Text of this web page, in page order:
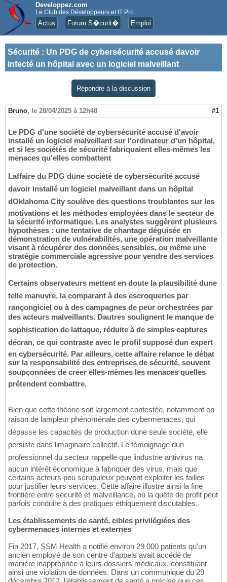
Developpez.com
Le Club des Développeurs et IT Pro
Actus Forum S�curit� Emploi
Sécurité : Un PDG de cybersécurité accusé davoir
infecté un hôpital avec un logiciel malveillant
Répondre à la discussion
Bruno, le 28/04/2025 à 12h48 #1
Le PDG d'une société de cybersécurité accusé d'avoir
installé un logiciel malveillant sur l'ordinateur d'un hôpital,
et si les sociétés de sécurité fabriquaient elles-mêmes les
menaces qu'elles combattent
Laffaire du PDG dune société de cybersécurité accusé
davoir installé un logiciel malveillant dans un hôpital
dOklahoma City soulève des questions troublantes sur les
motivations et les méthodes employées dans le secteur de
la sécurité informatique. Les analystes suggèrent plusieurs
hypothèses : une tentative de chantage déguisée en
démonstration de vulnérabilités, une opération malveillante
visant à récupérer des données sensibles, ou même une
stratégie commerciale agressive pour vendre des services
de protection.
Certains observateurs mettent en doute la plausibilité dune
telle manuvre, la comparant à des escroqueries par
rançongiciel ou à des campagnes de peur orchestrées par
des acteurs malveillants. Dautres soulignent le manque de
sophistication de lattaque, réduite à de simples captures
décran, ce qui contraste avec le profil supposé dun expert
en cybersécurité. Par ailleurs, cette affaire relance le débat
sur la responsabilité des entreprises de sécurité, souvent
soupçonnées de créer elles-mêmes les menaces quelles
prétendent combattre.
Bien que cette théorie soit largement contestée, notamment en
raison de lampleur phénoménale des cybermenaces, qui
dépasse les capacités de production dune seule société, elle
persiste dans limaginaire collectif. Le témoignage dun
professionnel du secteur rappelle que lindustrie antivirus na
aucun intérêt économique à fabriquer des virus, mais que
certains acteurs peu scrupuleux peuvent exploiter les failles
pour justifier leurs services. Cette affaire illustre ainsi la fine
frontière entre sécurité et malveillance, où la quête de profit peut
parfois conduire à des pratiques éthiquement discutables.
Les établissements de santé, cibles privilégiées des
cybermenaces internes et externes
Fin 2017, SSM Health a notifié environ 29 000 patients qu'un
ancien employé de son centre d'appels avait accédé de
manière inappropriée à leurs dossiers médicaux, constituant
ainsi une violation de données. Dans un communiqué du 29